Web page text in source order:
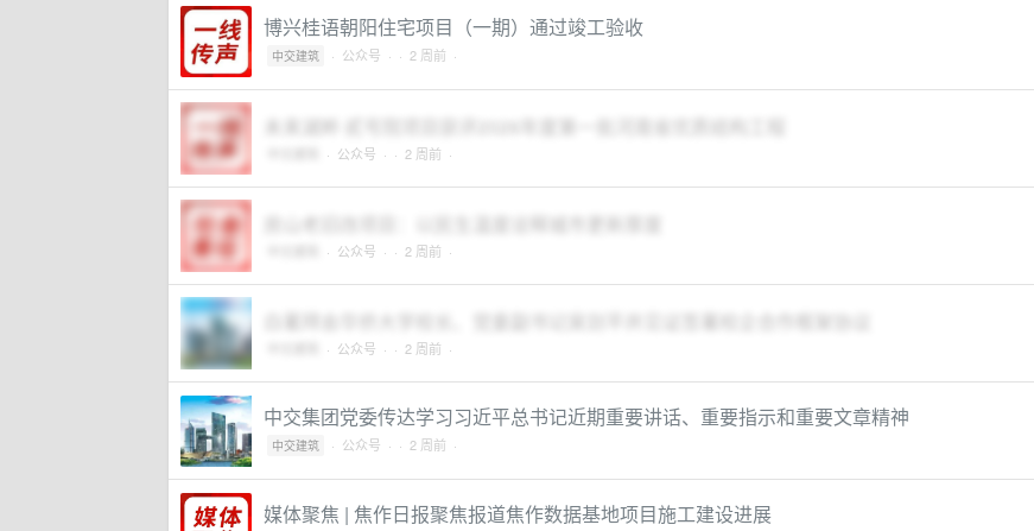
博兴桂语朝阳住宅项目（一期）通过竣工验收
中交建筑 · 公众号 · · 2 周前 ·
未来湖畔·贰号院项目获评2026年度第一批河南省优质结构工程
· 公众号 · · 2 周前 ·
· 公众号 · · 2 周前 ·
白著拜会华侨大学校长、党委副书记吴剑平并见证签署校企合作框架协议
· 公众号 · · 2 周前 ·
中交集团党委传达学习习近平总书记近期重要讲话、重要指示和重要文章精神
中交建筑 · 公众号 · · 2 周前 ·
媒体聚焦 | 焦作日报聚焦报道焦作数据基地项目施工建设进展